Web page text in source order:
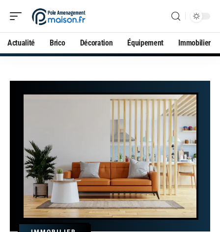
Actualité Brico Décoration Équipement Immobilier